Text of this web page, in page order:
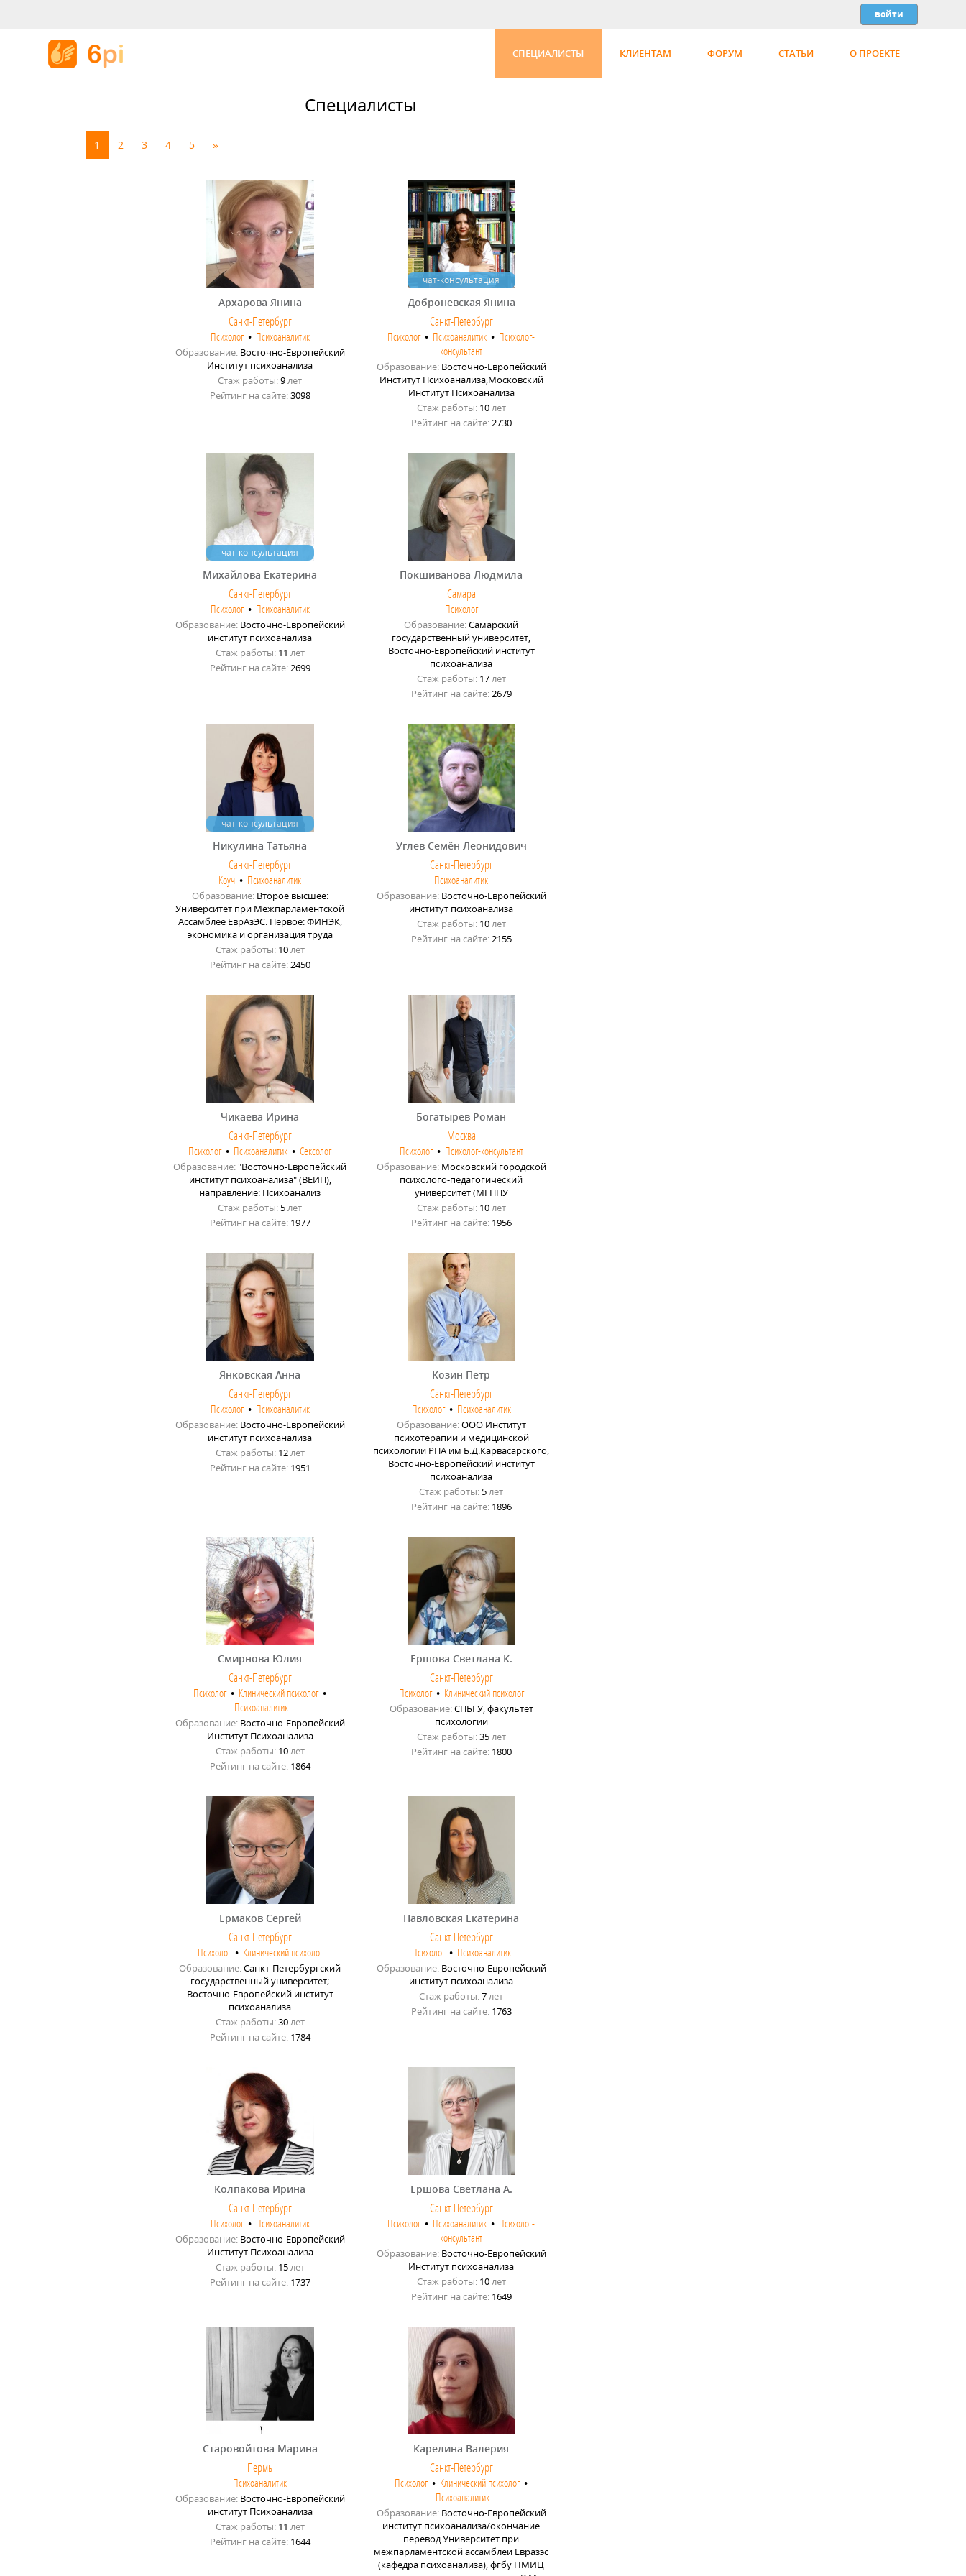
СПЕЦИАЛИСТЫ КЛИЕНТАМ ФОРУМ СТАТЬИ О ПРОЕКТЕ
Специалисты
1 2 3 4 5 »
Архарова Янина
Санкт-Петербург
Психолог• Психоаналитик
Образование:Восточно-Европейский
Институт психоанализа
Стаж работы:9лет
Рейтинг на сайте:3098
чат-консультация
Доброневская Янина
Санкт-Петербург
Психолог• Психоаналитик • Психолог-
консультант
Образование:Восточно-Европейский
Институт Психоанализа,Московский
Институт Психоанализа
Стаж работы:10лет
Рейтинг на сайте:2730
чат-консультация
Михайлова Екатерина
Санкт-Петербург
Психолог• Психоаналитик
Образование:Восточно-Европейский
институт психоанализа
Стаж работы:11 лет
Рейтинг на сайте:2699
Покшиванова Людмила
Самара
Психолог
Образование:Самарский
государственный университет,
Восточно-Европейский институт
психоанализа
Стаж работы:17лет
Рейтинг на сайте:2679
чат-консультация
Никулина Татьяна
Санкт-Петербург
Коуч • Психоаналитик
Образование:Второе высшее:
Университет при Межпарламентской
Ассамблее ЕврАзЭС. Первое: ФИНЭК,
экономика и организация труда
Стаж работы:10лет
Рейтинг на сайте:2450
Углев Семён Леонидович
Санкт-Петербург
Психоаналитик
Образование:Восточно-Европейский
институт психоанализа
Стаж работы:10лет
Рейтинг на сайте:2155
Чикаева Ирина
Санкт-Петербург
Психолог• Психоаналитик •Сексолог
Образование:"Восточно-Европейский
институт психоанализа" (ВЕИП),
направление: Психоанализ
Стаж работы: 5лет
Рейтинг на сайте:1977
Богатырев Роман
Москва
Психолог• Психолог-консультант
Образование:Московский городской
психолого-педагогический
университет (МГППУ
Стаж работы:10лет
Рейтинг на сайте:1956
Янковская Анна
Санкт-Петербург
Психолог• Психоаналитик
Образование:Восточно-Европейский
институт психоанализа
Стаж работы:12лет
Рейтинг на сайте:1951
Козин Петр
Санкт-Петербург
Психолог• Психоаналитик
Образование:ООО Институт
психотерапии и медицинской
психологии РПА им Б.Д.Карвасарского,
Восточно-Европейский институт
психоанализа
Стаж работы: 5лет
Рейтинг на сайте:1896
Смирнова Юлия
Санкт-Петербург
Психолог• Клинический психолог•
Психоаналитик
Образование:Восточно-Европейский
Институт Психоанализа
Стаж работы:10лет
Рейтинг на сайте:1864
Ершова Светлана К.
Санкт-Петербург
Психолог• Клинический психолог
Образование:СПБГУ, факультет
психологии
Стаж работы:35лет
Рейтинг на сайте:1800
Ермаков Сергей
Санкт-Петербург
Психолог• Клинический психолог
Образование:Санкт-Петербургский
государственный университет;
Восточно-Европейский институт
психоанализа
Стаж работы:30лет
Рейтинг на сайте:1784
Павловская Екатерина
Санкт-Петербург
Психолог• Психоаналитик
Образование:Восточно-Европейский
институт психоанализа
Стаж работы:7лет
Рейтинг на сайте:1763
Колпакова Ирина
Санкт-Петербург
Психолог• Психоаналитик
Образование:Восточно-Европейский
Институт Психоанализа
Стаж работы:15лет
Рейтинг на сайте:1737
Ершова Светлана A.
Санкт-Петербург
Психолог• Психоаналитик • Психолог-
консультант
Образование:Восточно-Европейский
Институт психоанализа
Стаж работы:10лет
Рейтинг на сайте:1649
Старовойтова Марина
Пермь
Психоаналитик
Образование:Восточно-Европейский
институт Психоанализа
Стаж работы:11 лет
Рейтинг на сайте:1644
Карелина Валерия
Санкт-Петербург
Психолог• Клинический психолог•
Психоаналитик
Образование:Восточно-Европейский
институт психоанализа/окончание
перевод Университет при
межпарламентской ассамблеи Евразэс
(кафедра психоанализа), фгбу НМИЦ